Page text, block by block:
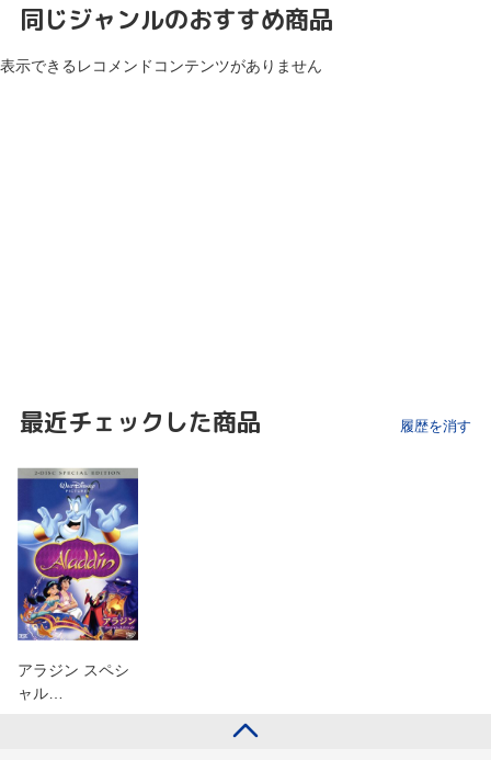
同じジャンルのおすすめ商品
表示できるレコメンドコンテンツがありません
最近チェックした商品 履歴を消す
アラジン スペシ
ャル…